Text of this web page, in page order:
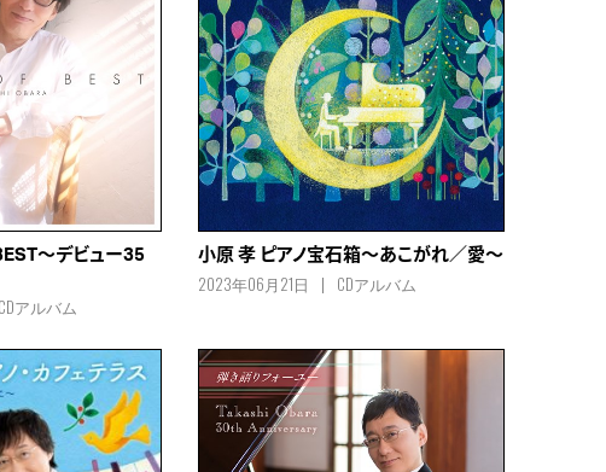
～デビュー35
CDアルバム
小原 孝 ピアノ宝石箱～あこがれ／愛～
2023年06月21日 CDアルバム